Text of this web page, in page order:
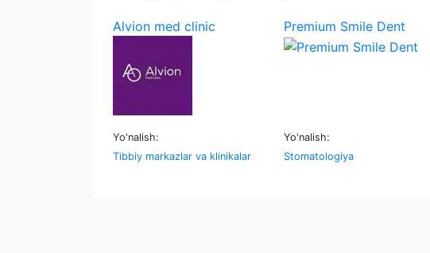
Alvion med clinic
Yo'nalish:
Tibbiy markazlar va klinikalar
Premium Smile Dent
Yo'nalish:
Stomatologiya